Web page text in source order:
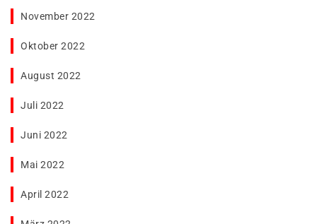
November 2022
Oktober 2022
August 2022
Juli 2022
Juni 2022
Mai 2022
April 2022